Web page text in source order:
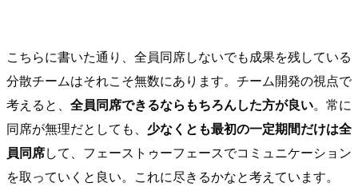
こちらに書いた通り、全員同席しないでも成果を残している
分散チームはそれこそ無数にあります。チーム開発の視点で
考えると、 全員同席できるならもちろんした方が良い。常に
同席が無理だとしても、 少なくとも最初の一定期間だけは全
員同席して、フェーストゥーフェースでコミュニケーション
を取っていくと良い。これに尽きるかなと考えています。